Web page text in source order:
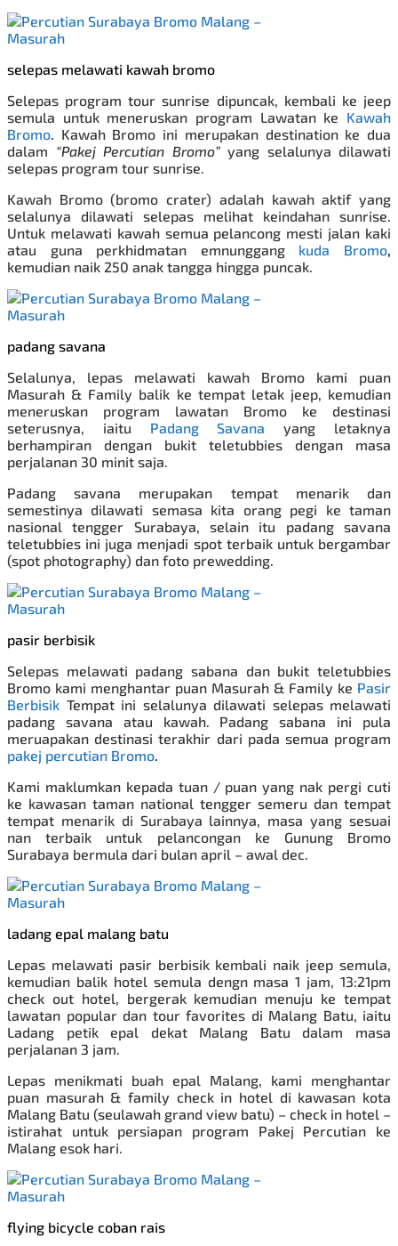
selepas melawati kawah bromo
Selepas program tour sunrise dipuncak, kembali ke jeep
semula untuk meneruskan program Lawatan ke Kawah
Bromo. Kawah Bromo ini merupakan destination ke dua
dalam “Pakej Percutian Bromo”yang selalunya dilawati
selepas program tour sunrise.
Kawah Bromo (bromo crater) adalah kawah aktif yang
selalunya dilawati selepas melihat keindahan sunrise.
Untuk melawati kawah semua pelancong mesti jalan kaki
atau guna perkhidmatan emnunggang
kuda Bromo,
kemudian naik 250 anak tangga hingga puncak.
padang savana
Selalunya, lepas melawati kawah Bromo kami puan
Masurah & Family balik ke tempat letak jeep, kemudian
meneruskan program lawatan Bromo ke destinasi
seterusnya, iaitu
Padang Savana yang letaknya
berhampiran dengan bukit teletubbies dengan masa
perjalanan 30 minit saja.
Padang savana merupakan tempat menarik dan
semestinya dilawati semasa kita orang pegi ke taman
nasional tengger Surabaya, selain itu padang savana
teletubbies ini juga menjadi spot terbaik untuk bergambar
(spot photography) dan foto prewedding.
pasir berbisik
Selepas melawati padang sabana dan bukit teletubbies
Bromo kami menghantar puan Masurah & Family ke Pasir
Berbisik Tempat ini selalunya dilawati selepas melawati
padang savana atau kawah. Padang sabana ini pula
meruapakan destinasi terakhir dari pada semua program
pakej percutian Bromo.
Kami maklumkan kepada tuan / puan yang nak pergi cuti
ke kawasan taman national tengger semeru dan tempat
tempat menarik di Surabaya lainnya, masa yang sesuai
nan terbaik untuk pelancongan ke Gunung Bromo
Surabaya bermula dari bulan april – awal dec.
ladang epal malang batu
Lepas melawati pasir berbisik kembali naik jeep semula,
kemudian balik hotel semula dengn masa 1 jam, 13:21pm
check out hotel, bergerak kemudian menuju ke tempat
lawatan popular dan tour favorites di Malang Batu, iaitu
Ladang petik epal dekat Malang Batu dalam masa
perjalanan 3 jam.
Lepas menikmati buah epal Malang, kami menghantar
puan masurah & family check in hotel di kawasan kota
Malang Batu (seulawah grand view batu) – check in hotel –
istirahat untuk persiapan program
Pakej Percutian ke
Malang esok hari.
flying bicycle coban rais